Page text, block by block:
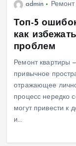
admin Ремонт
Топ-5
как
проблем
Ремонт квартиры
привычное
отражающее
процесс нередко
могут привести к
и…